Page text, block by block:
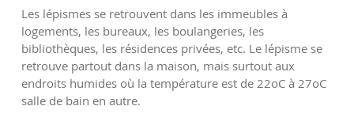
Les lépismes se retrouvent dans les immeubles à
logements, les bureaux, les boulangeries, les
bibliothèques, les résidences privées, etc. Le lépisme se
retrouve partout dans la maison, mais surtout aux
endroits humides où la température est de 22oC à 27oC
salle de bain en autre.